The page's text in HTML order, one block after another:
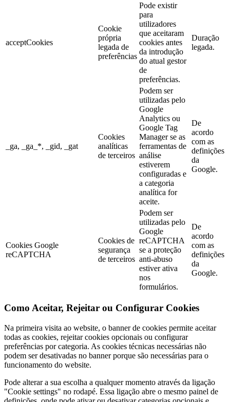
acceptCookies
Cookie
própria
legada de
preferências
Pode existir
para
utilizadores
que aceitaram
cookies antes
da introdução
do atual gestor
de
preferências.
Duração
legada.
_ga, _ga_*, _gid, _gat
Cookies
analíticas
de terceiros
Podem ser
utilizadas pelo
Google
Analytics ou
Google Tag
Manager se as
ferramentas de
análise
estiverem
configuradas e
a categoria
analítica for
aceite.
De
acordo
com as
definições
da
Google.
Cookies Google
reCAPTCHA
Cookies de
segurança
de terceiros
Podem ser
utilizadas pelo
Google
reCAPTCHA
se a proteção
anti-abuso
estiver ativa
nos
formulários.
De
acordo
com as
definições
da
Google.
Como Aceitar, Rejeitar ou Configurar Cookies
Na primeira visita ao website, o banner de cookies permite aceitar
todas as cookies, rejeitar cookies opcionais ou configurar
preferências por categoria. As cookies técnicas necessárias não
podem ser desativadas no banner porque são necessárias para o
funcionamento do website.
Pode alterar a sua escolha a qualquer momento através da ligação
"Cookie settings" no rodapé. Essa ligação abre o mesmo painel de